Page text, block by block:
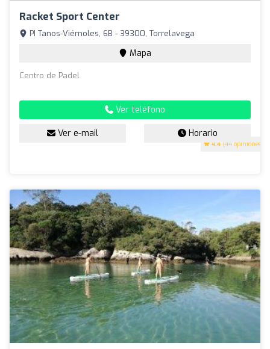
Racket Sport Center
4.4 (44 opiniones)
PI Tanos-Viérnoles, 6B - 39300, Torrelavega
Mapa
Centro de Padel
Ver teléfono
Ver e-mail Horario